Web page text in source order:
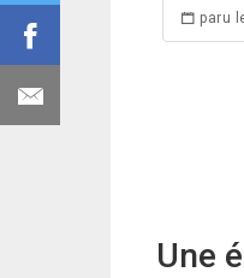
paru
Une